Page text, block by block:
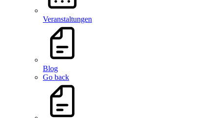
Veranstaltungen
Blog
Go back